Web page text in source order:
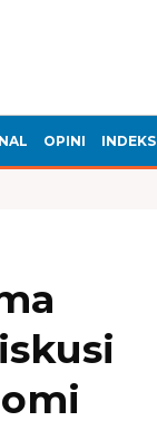
OPINI INDEKS